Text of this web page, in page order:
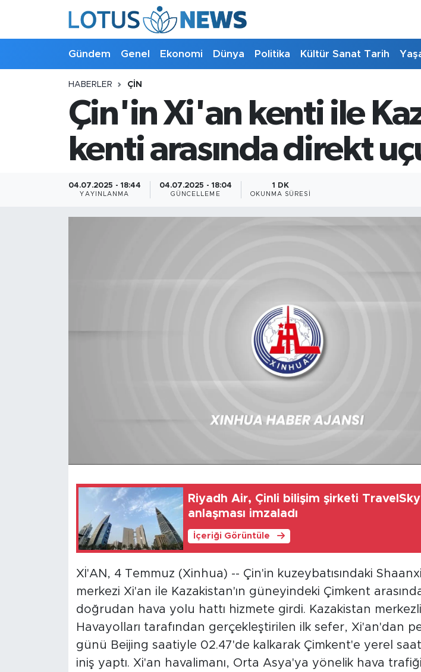
Gündem Genel Ekonomi Dünya Politika Kültür Sanat Tarih
HABERLER ÇIN
Çin'in Xi'an kenti ile
kenti arasında direkt
04.07.2025 - 18:44
YAYINLANMA
04.07.2025 - 18:04
GÜNCELLEME
1 DK
OKUNMA SÜRESI
Riyadh Air, Çinli bilişim şirketi
anlaşması imzaladı
İçeriği Görüntüle
Xİ'AN, 4 Temmuz (Xinhua) -- Çin'in kuzeybatısındaki
merkezi Xi'an ile Kazakistan'ın güneyindeki Çimkent
doğrudan hava yolu hattı hizmete girdi. Kazakistan
Havayolları tarafından gerçekleştirilen ilk sefer, Xi'an'dan
günü Beijing saatiyle 02.47'de kalkarak Çimkent'e yerel
iniş yaptı. Xi'an havalimanı, Orta Asya'ya yönelik hava
Politika